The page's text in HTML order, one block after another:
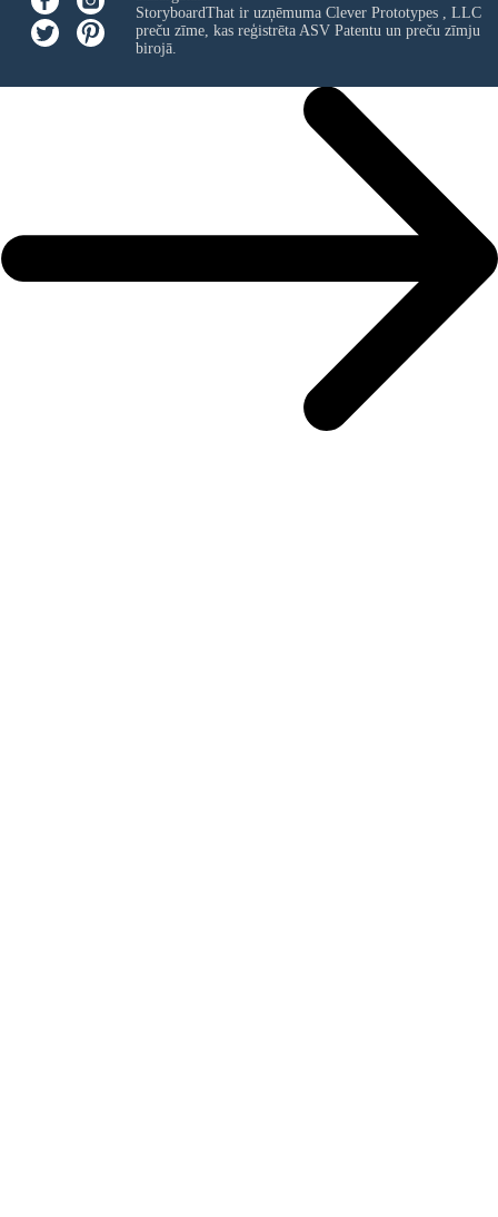
StoryboardThat ir uzņēmuma Clever Prototypes , LLC
preču zīme, kas reģistrēta ASV Patentu un preču zīmju
birojā.